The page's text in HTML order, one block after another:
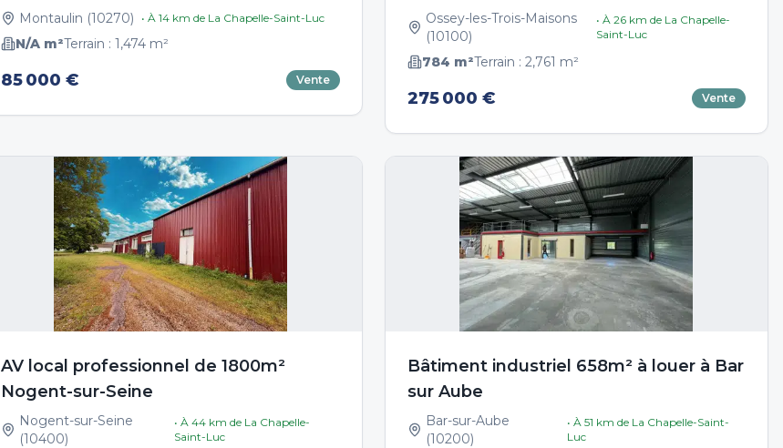
Montaulin (10270) • À14 km de La Chapelle-Saint-Luc
N/A m²Terrain :1,474 m²
85 000 € Vente
Ossey-les-Trois-Maisons
(10100)
• À 26km de La Chapelle-
Saint-Luc
784 m²Terrain : 2,761 m²
275 000 € Vente
AV local professionnel de 1800m²
Nogent-sur-Seine
Nogent-sur-Seine
(10400)
• À44 km de La Chapelle-
Saint-Luc
Bâtiment industriel 658m² à louer à Bar
sur Aube
Bar-sur-Aube
(10200)
• À 51 km de La Chapelle-Saint-
Luc